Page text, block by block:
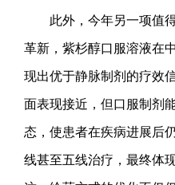
此外，今年另一项值得
革新，紫杉醇口服溶液在
现出优于静脉制剂的疗效
面表现接近，但口服制剂
态，使患者在疾病进展后
线甚至五线治疗，最终体